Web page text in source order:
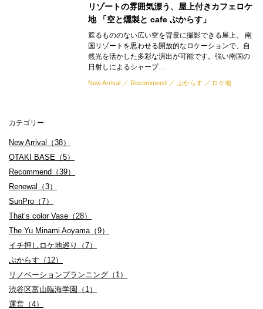
リゾートの雰囲気漂う、屋上付きカフェロケ
地 「空と燻製と cafe ぷからす」
遮るもののない広い空を背景に撮影できる屋上。 南
国リゾートを思わせる開放的なロケーションで、自
然光を活かした多彩な演出が可能です。強い南国の
日射しによるシャープ…
New Arrival Recommend ぷからす ロケ地
カテゴリー
New Arrival（38）
OTAKI BASE（5）
Recommend（39）
Renewal（3）
SunPro（7）
That’s color Vase（28）
The Yu Minami Aoyama（9）
イチ押しロケ地巡り（7）
ぷからす（12）
リノベーションプランニング（1）
渋谷区富山臨海学園（1）
運営（4）